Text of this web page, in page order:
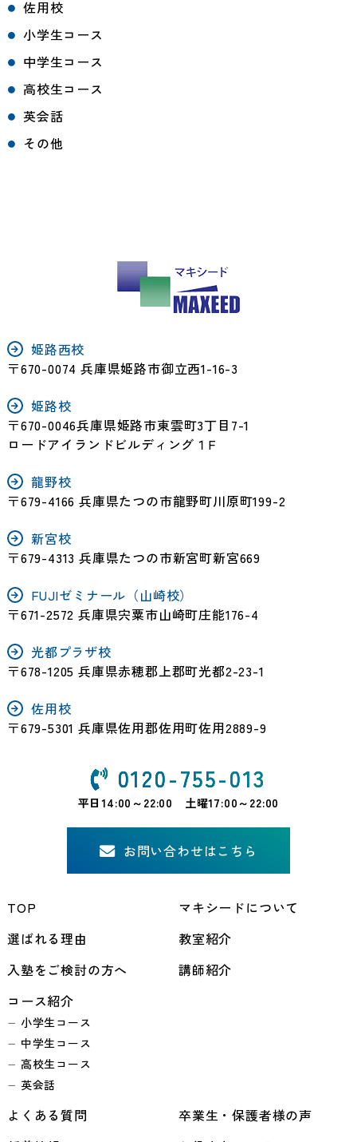
佐用校
小学生コース
中学生コース
高校生コース
英会話
その他
姫路西校
〒670-0074 兵庫県姫路市御立西1-16-3
姫路校
〒670-0046兵庫県姫路市東雲町3丁目7-1
ロードアイランドビルディング１F
龍野校
〒679-4166 兵庫県たつの市龍野町川原町199-2
新宮校
〒679-4313 兵庫県たつの市新宮町新宮669
FUJIゼミナール（山崎校）
〒671-2572 兵庫県宍粟市山崎町庄能176-4
光都プラザ校
〒678-1205 兵庫県赤穂郡上郡町光都2-23-1
佐用校
〒679-5301 兵庫県佐用郡佐用町佐用2889-9
0120-755-013
平日14:00～22:00 土曜17:00～22:00
お問い合わせはこちら
TOP
マキシードについて
選ばれる理由
教室紹介
入塾をご検討の方へ
講師紹介
コース紹介
小学生コース
中学生コース
高校生コース
英会話
よくある質問
卒業生・保護者様の声